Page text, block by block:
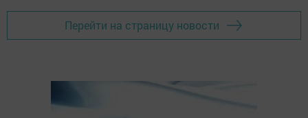
Перейти на страницу новости